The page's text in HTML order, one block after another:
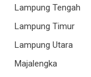
Lampung Tengah
Lampung Timur
Lampung Utara
Majalengka